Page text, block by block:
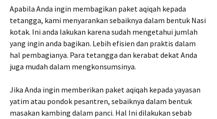
Apabila Anda ingin membagikan paket aqiqah kepada
tetangga, kami menyarankan sebaiknya dalam bentuk Nasi
kotak. Ini anda lakukan karena sudah mengetahui jumlah
yang ingin anda bagikan. Lebih efisien dan praktis dalam
hal pembagianya. Para tetangga dan kerabat dekat Anda
juga mudah dalam mengkonsumsinya.
Jika Anda ingin memberikan paket aqiqah kepada yayasan
yatim atau pondok pesantren, sebaiknya dalam bentuk
masakan kambing dalam panci. Hal Ini dilakukan sebab